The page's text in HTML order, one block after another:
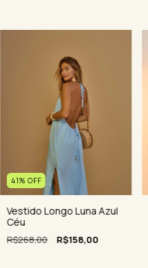
41% OFF
Vestido Longo Luna Azul
Céu
R$268,00 R$158,00